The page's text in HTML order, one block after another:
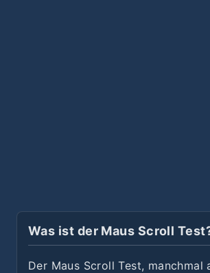
Was ist der Maus Scroll
Der Maus Scroll Test, manchmal